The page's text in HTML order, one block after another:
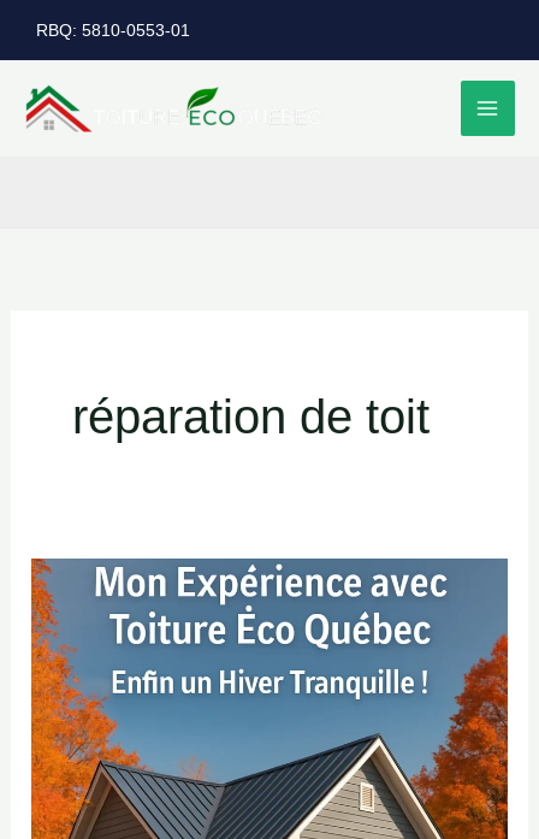
au
contenu
RBQ: 5810-0553-01
réparation de toit
Toiture
Métallique
à
Montréal
:
Mon
Expérience